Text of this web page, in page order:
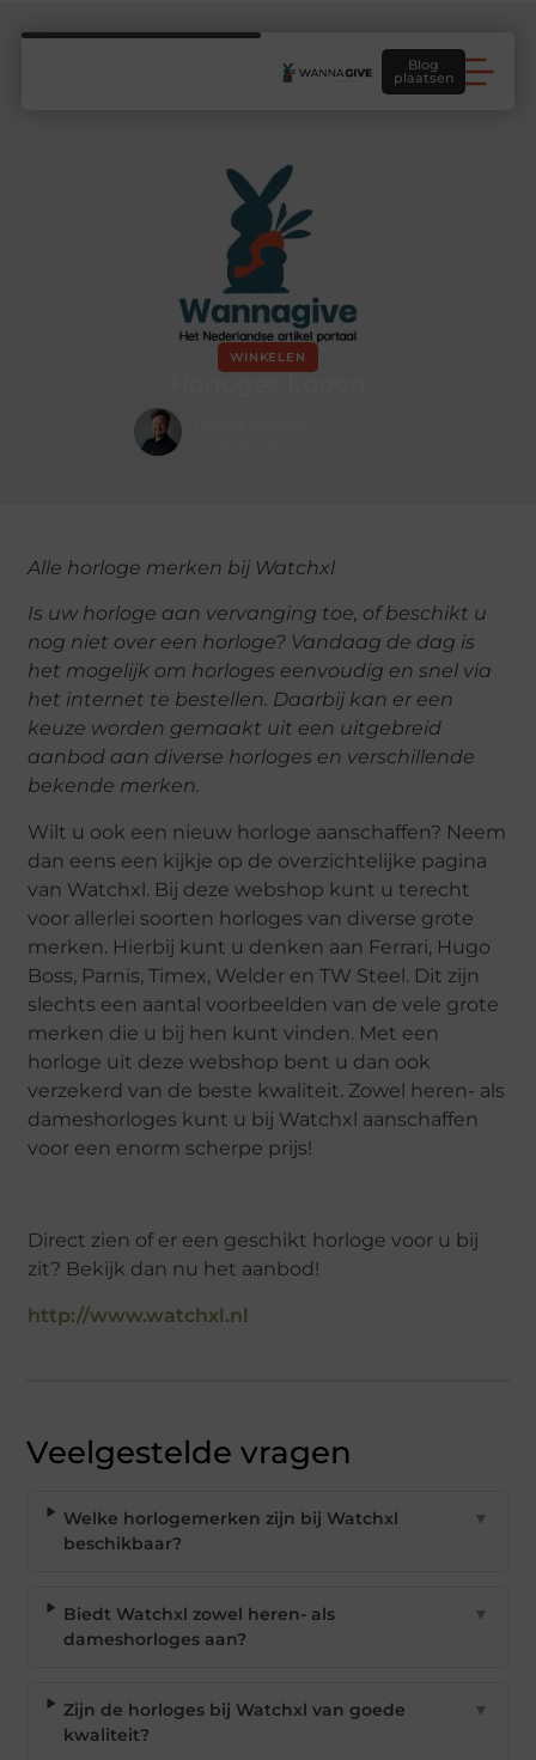
Blog
plaatsen
WINKELEN
Alle horloge merken bij Watchxl
Is uw horloge aan vervanging toe, of beschikt u
nog niet over een horloge? Vandaag de dag is
het mogelijk om horloges eenvoudig en snel via
het internet te bestellen. Daarbij kan er een
keuze worden gemaakt uit een uitgebreid
aanbod aan diverse horloges en verschillende
bekende merken.
Wilt u ook een nieuw horloge aanschaffen? Neem
dan eens een kijkje op de overzichtelijke pagina
van Watchxl. Bij deze webshop kunt u terecht
voor allerlei soorten horloges van diverse grote
merken. Hierbij kunt u denken aan Ferrari, Hugo
Boss, Parnis, Timex, Welder en TW Steel. Dit zijn
slechts een aantal voorbeelden van de vele grote
merken die u bij hen kunt vinden. Met een
horloge uit deze webshop bent u dan ook
verzekerd van de beste kwaliteit. Zowel heren- als
dameshorloges kunt u bij Watchxl aanschaffen
voor een enorm scherpe prijs!
Direct zien of er een geschikt horloge voor u bij
zit? Bekijk dan nu het aanbod!
http://www.watchxl.nl
Veelgestelde vragen
Welke horlogemerken zijn bij Watchxl
beschikbaar?
▼
Biedt Watchxl zowel heren- als
dameshorloges aan?
▼
Zijn de horloges bij Watchxl van goede
kwaliteit?
▼